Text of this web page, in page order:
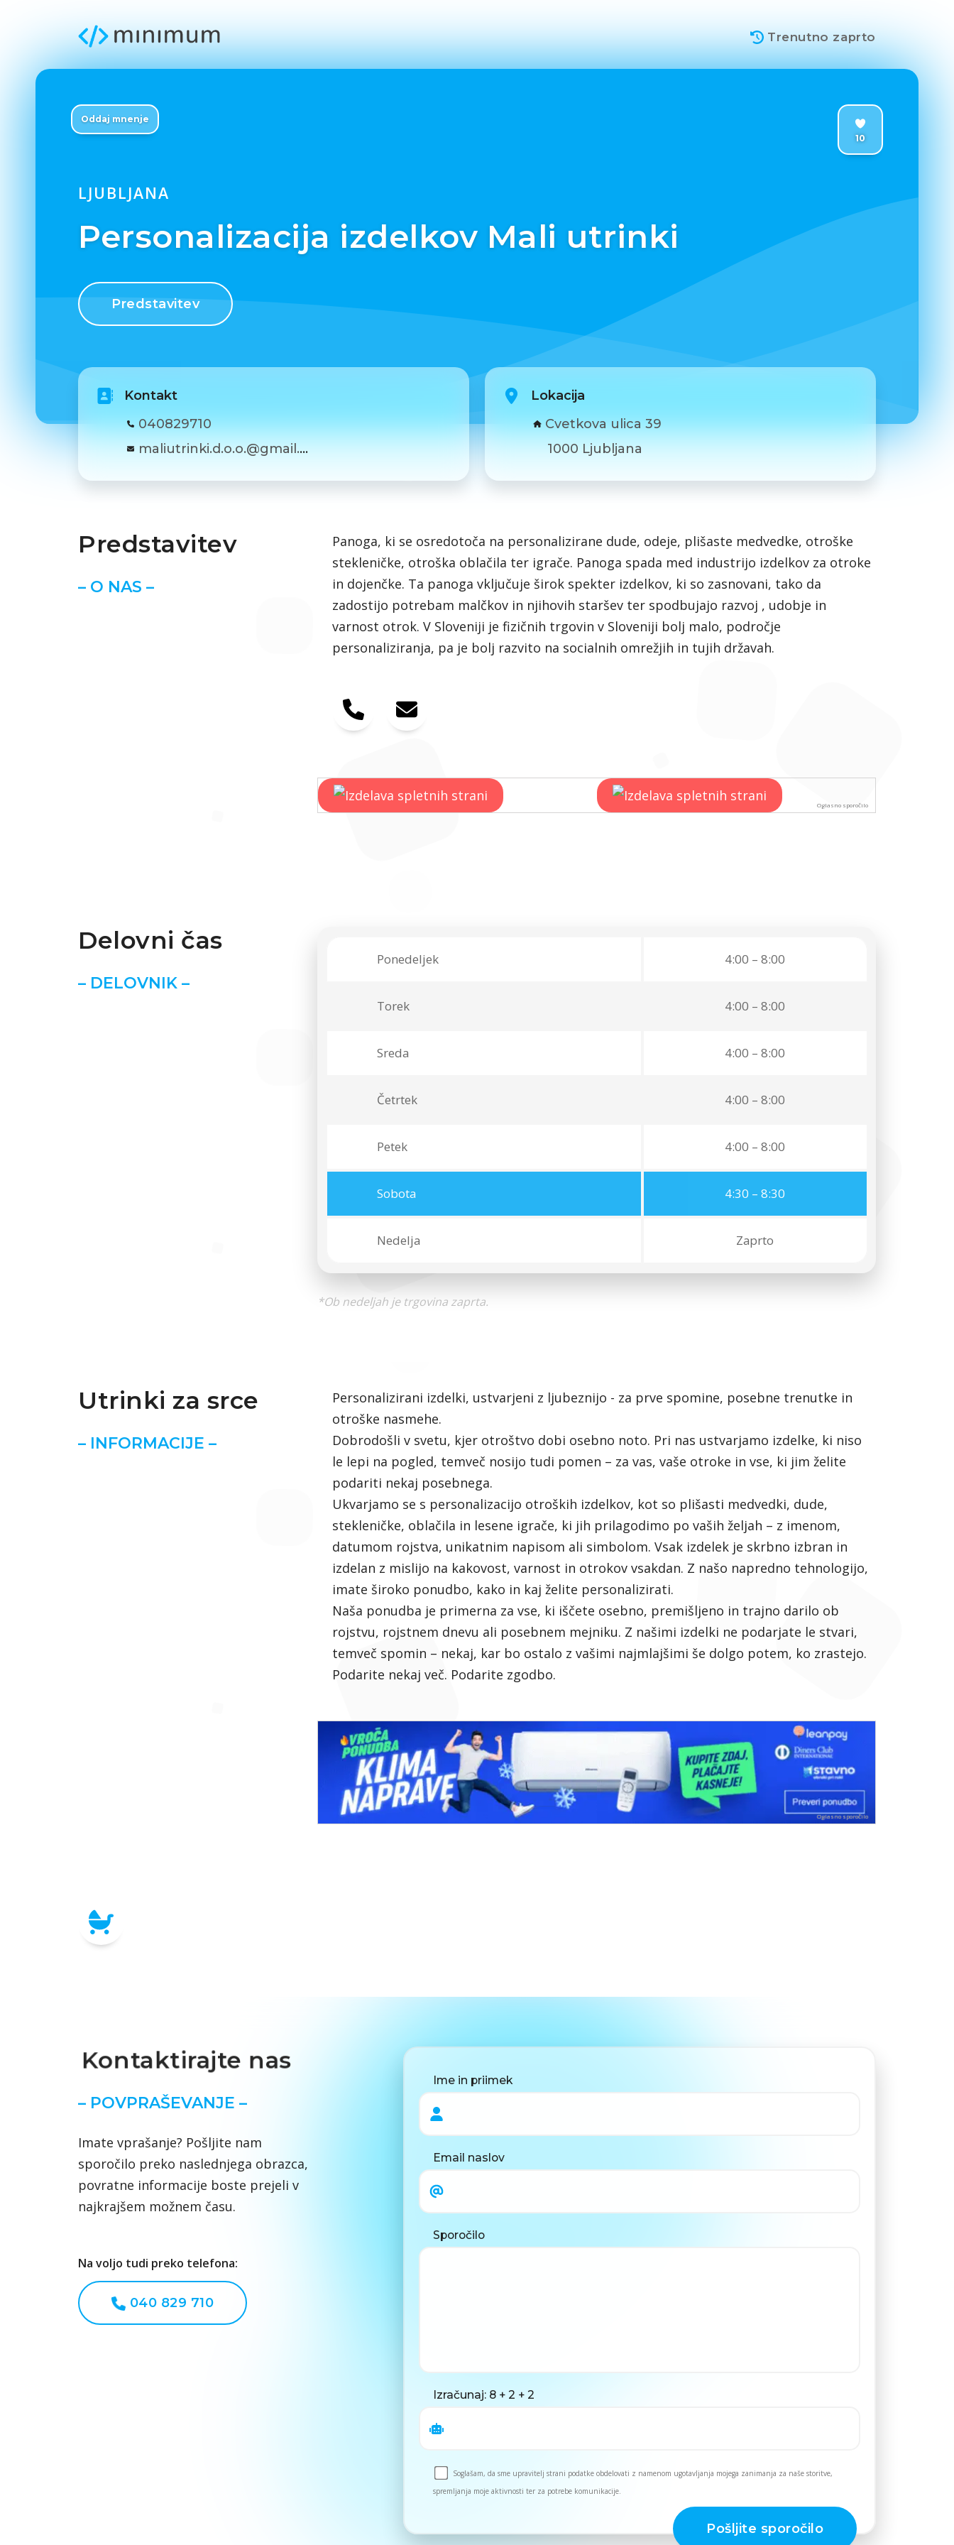
Trenutno zaprto
10
Oddaj mnenje
LJUBLJANA
Personalizacija izdelkov Mali utrinki
Predstavitev
Kontakt
040829710
maliutrinki.d.o.o.@gmail.com
Lokacija
Cvetkova ulica 39
1000 Ljubljana
Predstavitev
– O NAS –
Panoga, ki se osredotoča na personalizirane dude, odeje, plišaste medvedke, otroške
stekleničke, otroška oblačila ter igrače. Panoga spada med industrijo izdelkov za otroke
in dojenčke. Ta panoga vključuje širok spekter izdelkov, ki so zasnovani, tako da
zadostijo potrebam malčkov in njihovih staršev ter spodbujajo razvoj , udobje in
varnost otrok. V Sloveniji je fizičnih trgovin v Sloveniji bolj malo, področje
personaliziranja, pa je bolj razvito na socialnih omrežjih in tujih državah.
Oglasno sporočilo
Delovni čas
– DELOVNIK –
Ponedeljek 4:00 – 8:00
Torek 4:00 – 8:00
Sreda 4:00 – 8:00
Četrtek 4:00 – 8:00
Petek 4:00 – 8:00
Sobota 4:30 – 8:30
Nedelja Zaprto
*Ob nedeljah je trgovina zaprta.
Utrinki za srce
– INFORMACIJE –
Personalizirani izdelki, ustvarjeni z ljubeznijo - za prve spomine, posebne trenutke in
otroške nasmehe.
Dobrodošli v svetu, kjer otroštvo dobi osebno noto. Pri nas ustvarjamo izdelke, ki niso
le lepi na pogled, temveč nosijo tudi pomen – za vas, vaše otroke in vse, ki jim želite
podariti nekaj posebnega.
Ukvarjamo se s personalizacijo otroških izdelkov, kot so plišasti medvedki, dude,
stekleničke, oblačila in lesene igrače, ki jih prilagodimo po vaših željah – z imenom,
datumom rojstva, unikatnim napisom ali simbolom. Vsak izdelek je skrbno izbran in
izdelan z mislijo na kakovost, varnost in otrokov vsakdan. Z našo napredno tehnologijo,
imate široko ponudbo, kako in kaj želite personalizirati.
Naša ponudba je primerna za vse, ki iščete osebno, premišljeno in trajno darilo ob
rojstvu, rojstnem dnevu ali posebnem mejniku. Z našimi izdelki ne podarjate le stvari,
temveč spomin – nekaj, kar bo ostalo z vašimi najmlajšimi še dolgo potem, ko zrastejo.
Podarite nekaj več. Podarite zgodbo.
Oglasno sporočilo
Kontaktirajte nas
– POVPRAŠEVANJE –
Imate vprašanje? Pošljite nam
sporočilo preko naslednjega obrazca,
povratne informacije boste prejeli v
najkrajšem možnem času.
Na voljo tudi preko telefona:
040 829 710
Ime in priimek
Email naslov
Sporočilo
Izračunaj: 8 + 2 + 2
Soglašam, da sme upravitelj strani podatke obdelovati z namenom ugotavljanja mojega zanimanja za naše storitve,
spremljanja moje aktivnosti ter za potrebe komunikacije.